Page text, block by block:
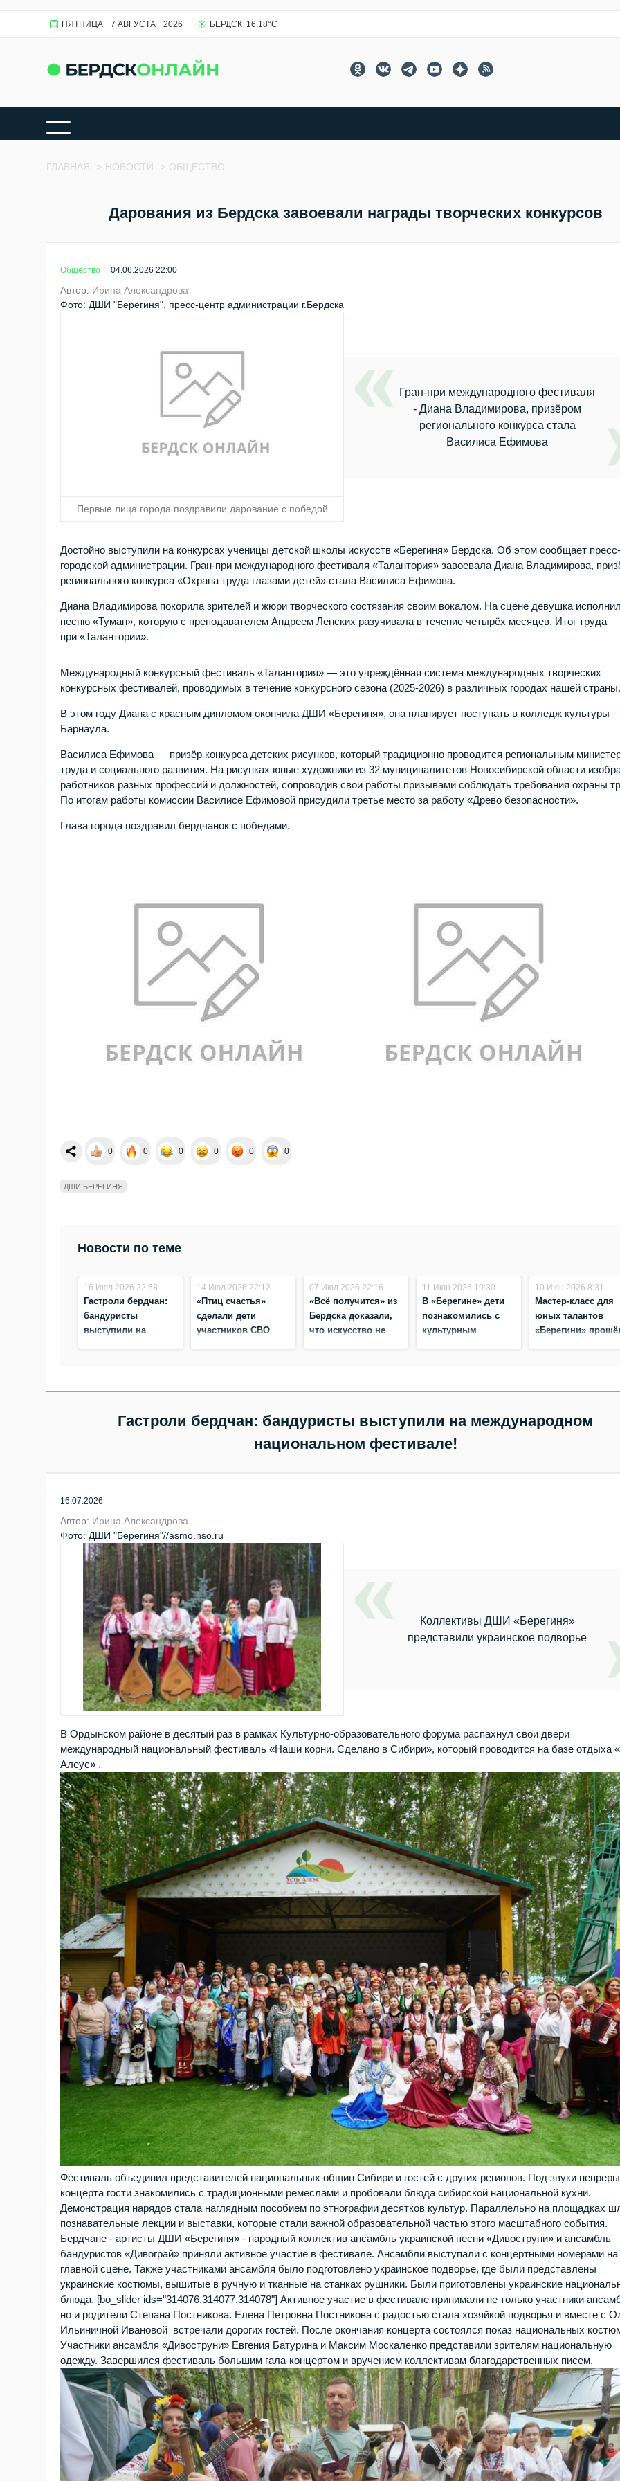
ПЯТНИЦА 7 АВГУСТА 2026 БЕРДСК 16.18°C
ГЛАВНАЯ > НОВОСТИ > ОБЩЕСТВО
Дарования из Бердска завоевали награды творческих конкурсов
Общество 04.06.2026 22:00
Автор: Ирина Александрова
Фото: ДШИ "Берегиня", пресс-центр администрации г.Бердска
Первые лица города поздравили дарование с победой
Гран-при международного фестиваля
- Диана Владимирова, призёром
регионального конкурса стала
Василиса Ефимова
Достойно выступили на конкурсах ученицы детской школы искусств «Берегиня» Бердска. Об этом сообщает
городской администрации. Гран-при международного фестиваля «Талантория» завоевала Диана Владимирова,
регионального конкурса «Охрана труда глазами детей» стала Василиса Ефимова.
Диана Владимирова покорила зрителей и жюри творческого состязания своим вокалом. На сцене девушка
песню «Туман», которую с преподавателем Андреем Ленских разучивала в течение четырёх месяцев. Итог труда —
при «Талантории».
Международный конкурсный фестиваль «Талантория» — это учреждённая система международных творческих
конкурсных фестивалей, проводимых в течение конкурсного сезона (2025-2026) в различных городах нашей страны.
В этом году Диана с красным дипломом окончила ДШИ «Берегиня», она планирует поступать в колледж культуры
Барнаула.
Василиса Ефимова — призёр конкурса детских рисунков, который традиционно проводится региональным
труда и социального развития. На рисунках юные художники из 32 муниципалитетов Новосибирской области
работников разных профессий и должностей, сопроводив свои работы призывами соблюдать требования охраны
По итогам работы комиссии Василисе Ефимовой присудили третье место за работу «Древо безопасности».
Глава города поздравил бердчанок с победами.
0 0 0 0 0 0
ДШИ БЕРЕГИНЯ
Новости по теме
16.Июл.2026 22:58
Гастроли бердчан:
бандуристы
выступили на
14.Июл.2026 22:12
«Птиц счастья»
сделали дети
участников СВО
07.Июл.2026 22:16
«Всё получится» из
Бердска доказали,
что искусство не
11.Июн.2026 19:30
В «Берегине» дети
познакомились с
культурным
10.Июн.2026 8:31
Мастер‑класс для
юных талантов
«Берегини»
Гастроли бердчан: бандуристы выступили на международном
национальном фестивале!
16.07.2026
Автор: Ирина Александрова
Фото: ДШИ "Берегиня"//asmo.nso.ru
Коллективы ДШИ «Берегиня»
представили украинское подворье
В Ордынском районе в десятый раз в рамках Культурно-образовательного форума распахнул свои двери
международный национальный фестиваль «Наши корни. Сделано в Сибири», который проводится на базе отдыха
Алеус» .
Фестиваль объединил представителей национальных общин Сибири и гостей с других регионов. Под звуки
концерта гости знакомились с традиционными ремеслами и пробовали блюда сибирской национальной кухни.
Демонстрация нарядов стала наглядным пособием по этнографии десятков культур. Параллельно на площадках
познавательные лекции и выставки, которые стали важной образовательной частью этого масштабного события.
Бердчане - артисты ДШИ «Берегиня» - народный коллектив ансамбль украинской песни «Дивоструни» и ансамбль
бандуристов «Дивограй» приняли активное участие в фестивале. Ансамбли выступали с концертными номерами на
главной сцене. Также участниками ансамбля было подготовлено украинское подворье, где были представлены
украинские костюмы, вышитые в ручную и тканные на станках рушники. Были приготовлены украинские
блюда. [bo_slider ids="314076,314077,314078"] Активное участие в фестивале принимали не только участники
но и родители Степана Постникова. Елена Петровна Постникова с радостью стала хозяйкой подворья и вместе с
Ильиничной Ивановой встречали дорогих гостей. После окончания концерта состоялся показ национальных
Участники ансамбля «Дивоструни» Евгения Батурина и Максим Москаленко представили зрителям национальную
одежду. Завершился фестиваль большим гала-концертом и вручением коллективам благодарственных писем.